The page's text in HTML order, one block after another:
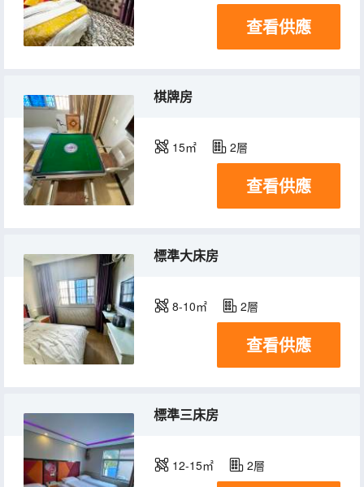
查看供應
棋牌房
15㎡ 2層
查看供應
標準大床房
8-10㎡ 2層
查看供應
標準三床房
12-15㎡ 2層